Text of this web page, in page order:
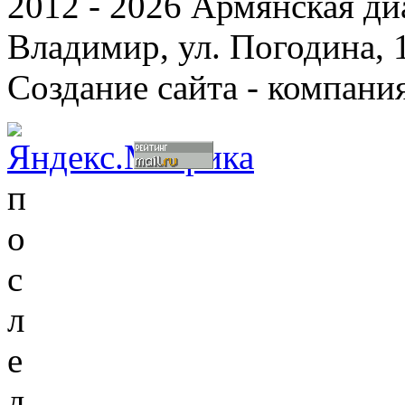
Владимир, ул. Погодина,
Создание сайта -
п
о
с
л
е